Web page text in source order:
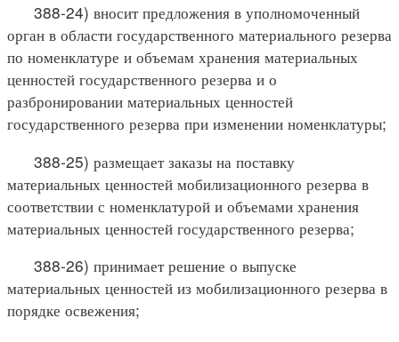
388-24) вносит предложения в уполномоченный
орган в области государственного материального резерва
по номенклатуре и объемам хранения материальных
ценностей государственного резерва и о
разбронировании материальных ценностей
государственного резерва при изменении номенклатуры;
388-25) размещает заказы на поставку
материальных ценностей мобилизационного резерва в
соответствии с номенклатурой и объемами хранения
материальных ценностей государственного резерва;
388-26) принимает решение о выпуске
материальных ценностей из мобилизационного резерва в
порядке освежения;